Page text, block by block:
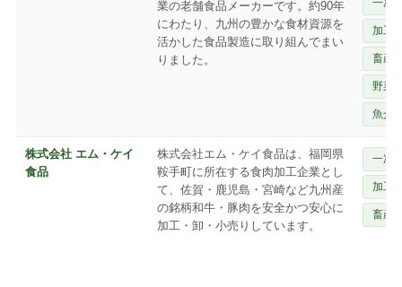
業の老舗食品メーカーです。約90年
にわたり、九州の豊かな食材資源を
活かした食品製造に取り組んでまい
りました。
加工
畜産
野菜
魚介
株式会社 エム・ケイ
食品
株式会社エム・ケイ食品は、福岡県
鞍手町に所在する食肉加工企業とし
て、佐賀・鹿児島・宮崎など九州産
の銘柄和牛・豚肉を安全かつ安心に
加工・卸・小売りしています。
一次
加工
畜産